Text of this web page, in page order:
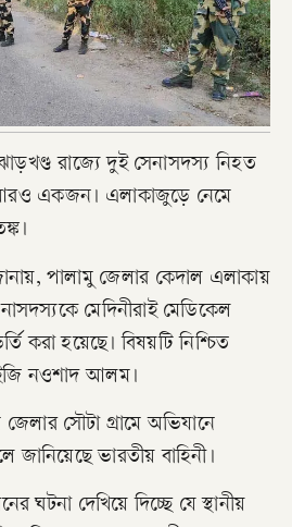
রাজ্যে দুই সেনাসদস্য নিহত
একজন। এলাকাজুড়ে নেমে
পালামু জেলার কেদাল এলাকায়
মেদিনীরাই মেডিকেল
করা হয়েছে। বিষয়টি নিশ্চিত
নওশাদ আলম।
সৌটা গ্রামে অভিযানে
ভারতীয় বাহিনী।
ঘটনা দেখিয়ে দিচ্ছে যে স্থানীয়